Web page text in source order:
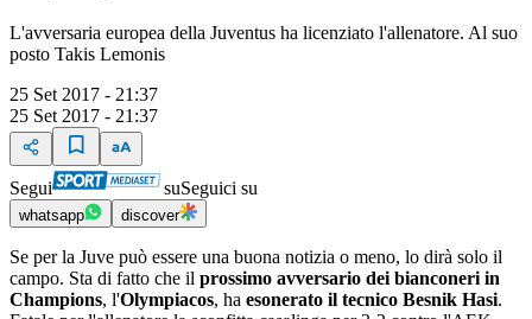
L'avversaria europea della Juventus ha licenziato l'allenatore. Al suo
posto Takis Lemonis
25 Set 2017 - 21:37
25 Set 2017 - 21:37
Segui suSeguici su
whatsapp discover
Se per la Juve può essere una buona notizia o meno, lo dirà solo il
campo. Sta di fatto che il prossimo avversario dei bianconeri in
Champions, l'Olympiacos, ha esonerato il tecnico Besnik Hasi.